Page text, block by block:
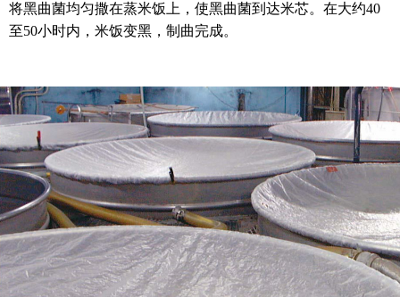
将黑曲菌均匀撒在蒸米饭上，使黑曲菌到达米芯。在大约40
至50小时内，米饭变黑，制曲完成。